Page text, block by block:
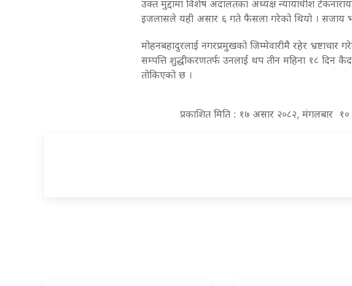
उक्त मुद्दामा विशेष अदालतका अध्यक्ष न्यायाधीश
इजलासले यही असार ६ गते फैसला गरेको थियो । सजाय
मोहनबहादुरलाई नगरप्रमुखको जिम्मेवारीमै रहेर
सम्पत्ति शुद्धीकरणतर्फ उनलाई थप तीन महिना १८ दिन
तोकिएको छ ।
प्रकाशित मिति : १७ असार २०८२, मंगलबार